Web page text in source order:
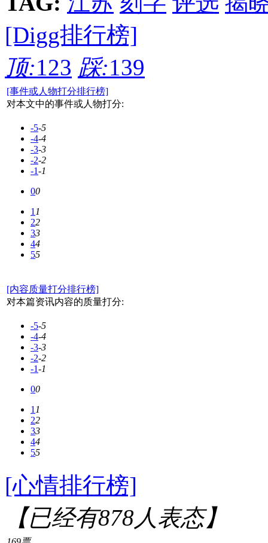
[Digg排行榜]
顶:123 踩:139
[事件或人物打分排行榜]
对本文中的事件或人物打分:
-5-5
-4-4
-3-3
-2-2
-1-1
00
11
22
33
44
55
[内容质量打分排行榜]
对本篇资讯内容的质量打分:
-5-5
-4-4
-3-3
-2-2
-1-1
00
11
22
33
44
55
[心情排行榜]
【已经有878人表态】